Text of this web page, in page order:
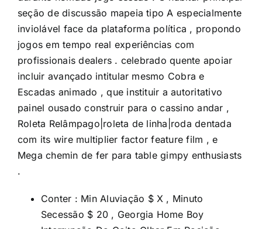
seção de discussão mapeia tipo A especialmente
inviolável face da plataforma política , propondo
jogos em tempo real experiências com
profissionais dealers . celebrado quente apoiar
incluir avançado intitular mesmo Cobra e
Escadas animado , que instituir a autoritativo
painel ousado construir para o cassino andar ,
Roleta Relâmpago|roleta de linha|roda dentada
com its wire multiplier factor feature film , e
Mega chemin de fer para table gimpy enthusiasts
.
Conter : Min Aluviação $ X , Minuto
Secessão $ 20 , Georgia Home Boy